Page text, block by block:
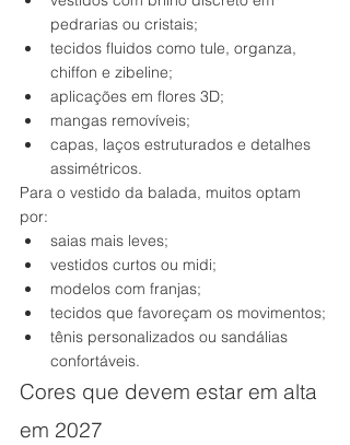
pedrarias ou cristais;
tecidos fluidos como tule, organza,
chiffon e zibeline;
aplicações em flores 3D;
mangas removíveis;
capas, laços estruturados e detalhes
assimétricos.
Para o vestido da balada, muitos optam
por:
saias mais leves;
vestidos curtos ou midi;
modelos com franjas;
tecidos que favoreçam os movimentos;
tênis personalizados ou sandálias
confortáveis.
Cores que devem estar em alta
em 2027